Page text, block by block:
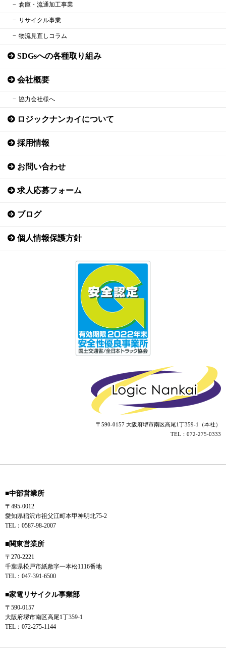
倉庫・流通加工事業
リサイクル事業
物流見直しコラム
SDGsへの各種取り組み
会社概要
協力会社様へ
ロジックナンカイについて
採用情報
お問い合わせ
求人応募フォーム
ブログ
個人情報保護方針
〒590-0157 大阪府堺市南区高尾1丁359-1（本社）
TEL：072-275-0333
■中部営業所
〒495-0012
愛知県稲沢市祖父江町本甲神明北75-2
TEL：0587-98-2007
■関東営業所
〒270-2221
千葉県松戸市紙敷字一本松1116番地
TEL：047-391-6500
■家電リサイクル事業部
〒590-0157
大阪府堺市南区高尾1丁359-1
TEL：072-275-1144